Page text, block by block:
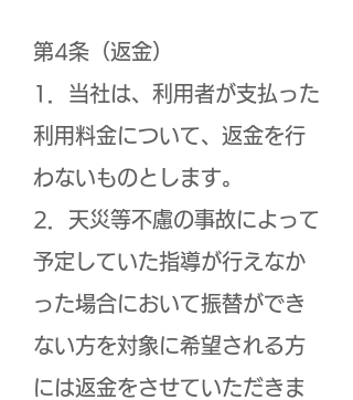
第4条（返金）
1．当社は、利用者が支払った
利用料金について、返金を行
わないものとします。
2．天災等不慮の事故によって
予定していた指導が行えなか
った場合において振替ができ
ない方を対象に希望される方
には返金をさせていただきま